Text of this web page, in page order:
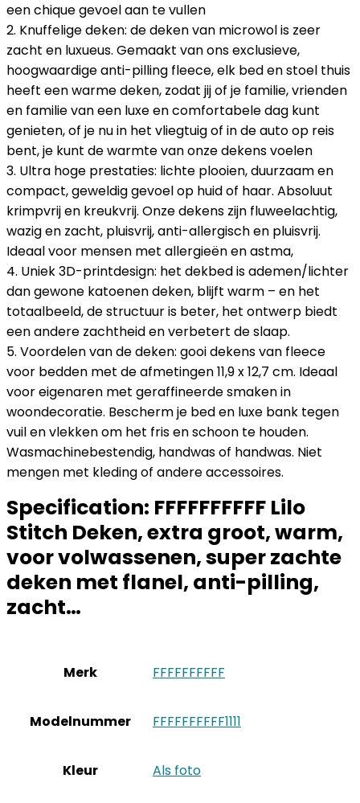
een chique gevoel aan te vullen
2. Knuffelige deken: de deken van microwol is zeer
zacht en luxueus. Gemaakt van ons exclusieve,
hoogwaardige anti-pilling fleece, elk bed en stoel thuis
heeft een warme deken, zodat jij of je familie, vrienden
en familie van een luxe en comfortabele dag kunt
genieten, of je nu in het vliegtuig of in de auto op reis
bent, je kunt de warmte van onze dekens voelen
3. Ultra hoge prestaties: lichte plooien, duurzaam en
compact, geweldig gevoel op huid of haar. Absoluut
krimpvrij en kreukvrij. Onze dekens zijn fluweelachtig,
wazig en zacht, pluisvrij, anti-allergisch en pluisvrij.
Ideaal voor mensen met allergieën en astma,
4. Uniek 3D-printdesign: het dekbed is ademen/lichter
dan gewone katoenen deken, blijft warm – en het
totaalbeeld, de structuur is beter, het ontwerp biedt
een andere zachtheid en verbetert de slaap.
5. Voordelen van de deken: gooi dekens van fleece
voor bedden met de afmetingen 11,9 x 12,7 cm. Ideaal
voor eigenaren met geraffineerde smaken in
woondecoratie. Bescherm je bed en luxe bank tegen
vuil en vlekken om het fris en schoon te houden.
Wasmachinebestendig, handwas of handwas. Niet
mengen met kleding of andere accessoires.
Specification: FFFFFFFFFF Lilo
Stitch Deken, extra groot, warm,
voor volwassenen, super zachte
deken met flanel, anti-pilling,
zacht…
Merk ‎FFFFFFFFFF
Modelnummer ‎FFFFFFFFFF1111
Kleur ‎Als foto